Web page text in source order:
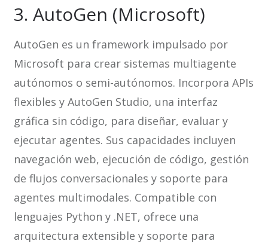
3. AutoGen (Microsoft)
AutoGen es un framework impulsado por
Microsoft para crear sistemas multiagente
autónomos o semi-autónomos. Incorpora APIs
flexibles y AutoGen Studio, una interfaz
gráfica sin código, para diseñar, evaluar y
ejecutar agentes. Sus capacidades incluyen
navegación web, ejecución de código, gestión
de flujos conversacionales y soporte para
agentes multimodales. Compatible con
lenguajes Python y .NET, ofrece una
arquitectura extensible y soporte para